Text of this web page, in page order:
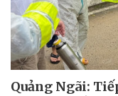
Quảng Ngãi: